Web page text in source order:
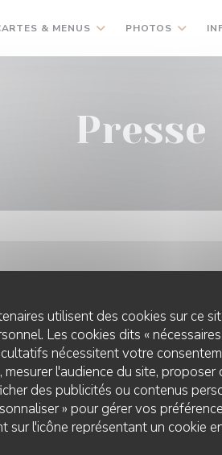
utilisent des cookies sur ce
Les cookies dits «
nécessitent votre
l'audience du site,
des publicités ou contenus
» pour gérer vos
sur l'icône représentant un cookie
& MENUS PHOTOS
Presse